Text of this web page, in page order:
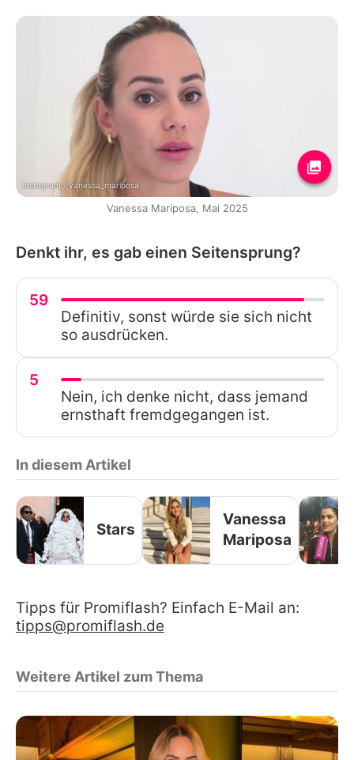
Instagram / vanessa_mariposa
Vanessa Mariposa, Mai 2025
Denkt ihr, es gab einen Seitensprung?
59
Definitiv, sonst würde sie sich nicht
so ausdrücken.
5
Nein, ich denke nicht, dass jemand
ernsthaft fremdgegangen ist.
In diesem Artikel
Stars
Vanessa
Mariposa
Tipps für Promiflash? Einfach E-Mail an:
tipps@promiflash.de
Weitere Artikel zum Thema